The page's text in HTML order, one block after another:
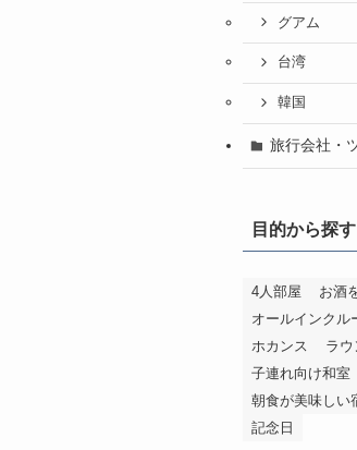
グアム
台湾
韓国
旅行会社・
目的から探す
4人部屋
お酒
オールインクル
ホカンス
ラウ
子連れ向け和室
朝食が美味しい
記念日